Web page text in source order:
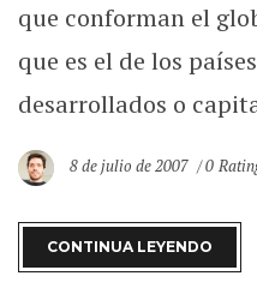
que conforman el
que es el de los
desarrollados o
8 de julio de 2007 0
CONTINUA LEYENDO